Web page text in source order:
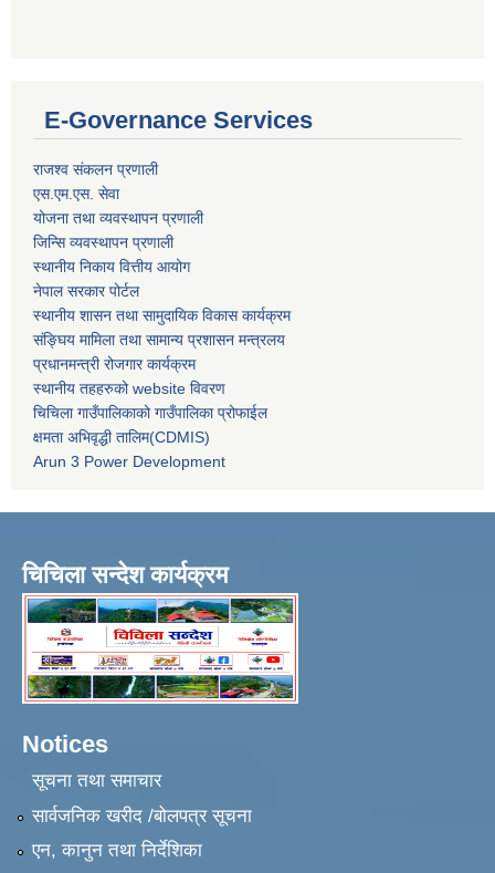
E-Governance Services
राजश्व संकलन प्रणाली
एस.एम.एस. सेवा
योजना तथा व्यवस्थापन प्रणाली
जिन्सि व्यवस्थापन प्रणाली
स्थानीय निकाय वित्तीय आयोग
नेपाल सरकार पोर्टल
स्थानीय शासन तथा सामुदायिक विकास कार्यक्रम
संङ्घिय मामिला तथा सामान्य प्रशासन मन्त्रलय
प्रधानमन्त्री रोजगार कार्यक्रम
स्थानीय तहहरुको website विवरण
चिचिला गाउँपालिकाको गाउँपालिका प्रोफाईल
क्षमता अभिवृद्धी तालिम(CDMIS)
Arun 3 Power Development
चिचिला सन्देश कार्यक्रम
Notices
सूचना तथा समाचार
सार्वजनिक खरीद /बोलपत्र सूचना
एन, कानुन तथा निर्देशिका